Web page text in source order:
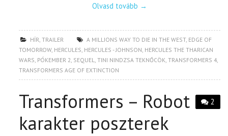
Olvasd tovább →
HÍR,TRAILER A MILLIONS WAY TO DIE IN THE WEST, EDGE OF
TOMORROW, HERCULES, HERCULES - JOHNSON, HERCULES THE THARICAN
WARS, PÓKEMBER 2, SEQUEL,TINI NINDZSA TEKNŐCÖK,TRANSFORMERS 4,
TRANSFORMERS AGE OF EXTINCTION
2
Transformers – Robot
karakter poszterek